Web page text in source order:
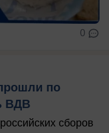
0
по
ВДВ
сборов